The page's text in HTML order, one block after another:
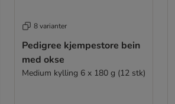
8 varianter
Pedigree kjempestore bein
med okse
Medium kylling 6 x 180 g (12 stk)